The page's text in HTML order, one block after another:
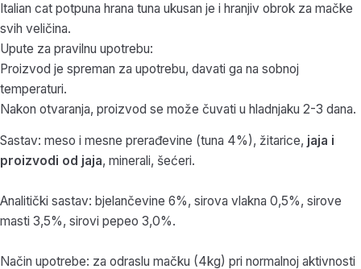
Italian cat potpuna hrana tuna ukusan je i hranjiv obrok za mačke
svih veličina.
Upute za pravilnu upotrebu:
Proizvod je spreman za upotrebu, davati ga na sobnoj
temperaturi.
Nakon otvaranja, proizvod se može čuvati u hladnjaku 2-3 dana.
Sastav: meso i mesne prerađevine (tuna 4%), žitarice, jaja i
proizvodi od jaja, minerali, šećeri.
Analitički sastav: bjelančevine 6%, sirova vlakna 0,5%, sirove
masti 3,5%, sirovi pepeo 3,0%.
Način upotrebe: za odraslu mačku (4kg) pri normalnoj aktivnosti